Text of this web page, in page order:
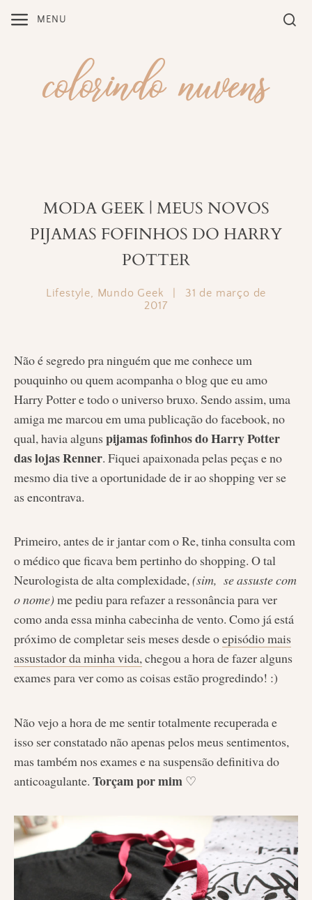
MENU
MODA GEEK | MEUS NOVOS
PIJAMAS FOFINHOS DO HARRY
POTTER
Lifestyle, Mundo Geek
31 de março de
2017
Não é segredo pra ninguém que me conhece um
pouquinho ou quem acompanha o blog que eu amo
Harry Potter e todo o universo bruxo. Sendo assim, uma
amiga me marcou em uma publicação do facebook, no
qual, havia alguns pijamas fofinhos do Harry Potter
das lojas Renner. Fiquei apaixonada pelas peças e no
mesmo dia tive a oportunidade de ir ao shopping ver se
as encontrava.
Primeiro, antes de ir jantar com o Re, tinha consulta com
o médico que ficava bem pertinho do shopping. O tal
Neurologista de alta complexidade,(sim, se assuste com
o nome)me pediu para refazer a ressonância para ver
como anda essa minha cabecinha de vento. Como já está
próximo de completar seis meses desde oepisódio mais
assustador da minha vida,chegou a hora de fazer alguns
exames para ver como as coisas estão progredindo! :)
Não vejo a hora de me sentir totalmente recuperada e
isso ser constatado não apenas pelos meus sentimentos,
mas também nos exames e na suspensão definitiva do
anticoagulante. Torçam por mim ♡